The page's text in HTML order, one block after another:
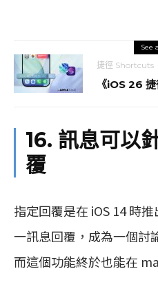
See
捷徑 Shortcuts
《iOS 26
16. 訊息可以
覆
指定回覆是在 iOS 14 時
一訊息回覆，成為一個討
而這個功能終於也能在